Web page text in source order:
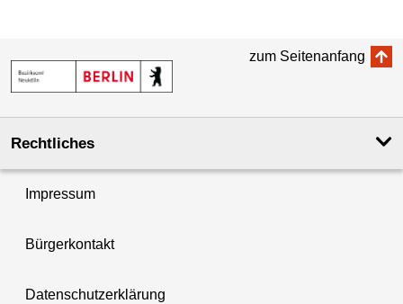
zum Seitenanfang
Rechtliches
Impressum
Bürgerkontakt
Datenschutzerklärung